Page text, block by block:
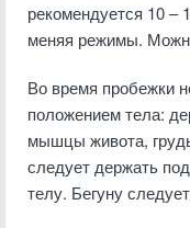
рекомендуется 10 –
меняя режимы.
Во время пробежки
положением тела:
мышцы живота,
следует держать
телу. Бегуну